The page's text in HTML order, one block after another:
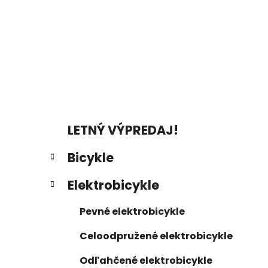
Preskočiť
kategórie
e
ó
LETNÝ VÝPREDAJ!
Bicykle
Elektrobicykle
Pevné elektrobicykle
Celoodpružené elektrobicykle
Odľahčené elektrobicykle